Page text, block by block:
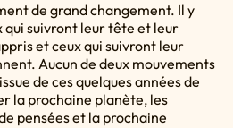
de grand changement. Il y
qui suivront leur tête et leur
et ceux qui suivront leur
Aucun de deux mouvements
de ces quelques années de
la prochaine planète, les
pensées et la prochaine